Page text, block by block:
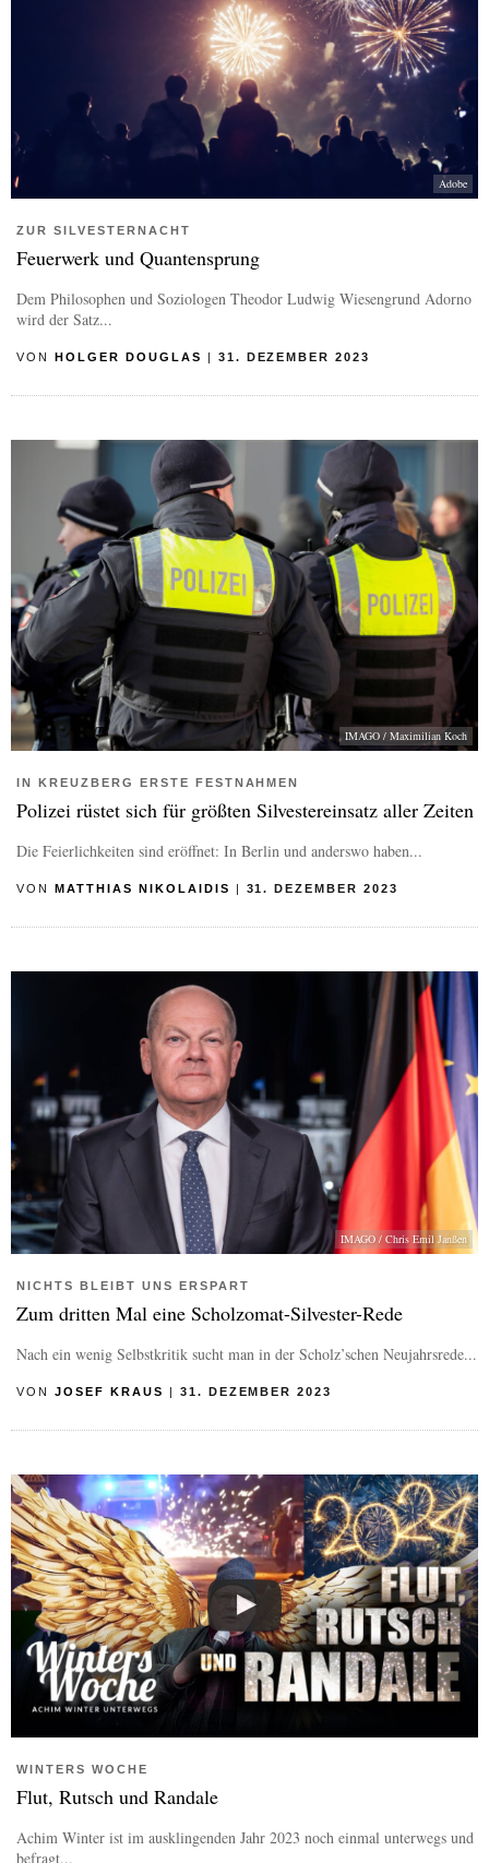
Adobe
ZUR SILVESTERNACHT
Feuerwerk und Quantensprung
Dem Philosophen und Soziologen Theodor Ludwig Wiesengrund Adorno
wird der Satz...
VON HOLGER DOUGLAS | 31. DEZEMBER 2023
IMAGO / Maximilian Koch
IN KREUZBERG ERSTE FESTNAHMEN
Polizei rüstet sich für größten Silvestereinsatz aller Zeiten
Die Feierlichkeiten sind eröffnet: In Berlin und anderswo haben...
VON MATTHIAS NIKOLAIDIS 31. DEZEMBER 2023
IMAGO / Chris Emil Janßen
NICHTS BLEIBT UNS ERSPART
Zum dritten Mal eine Scholzomat-Silvester-Rede
Nach ein wenig Selbstkritik sucht man in der Scholz’schen Neujahrsrede...
VON JOSEF KRAUS | 31. DEZEMBER 2023
WINTERS WOCHE
Flut, Rutsch und Randale
Achim Winter ist im ausklingenden Jahr 2023 noch einmal unterwegs und
befragt...